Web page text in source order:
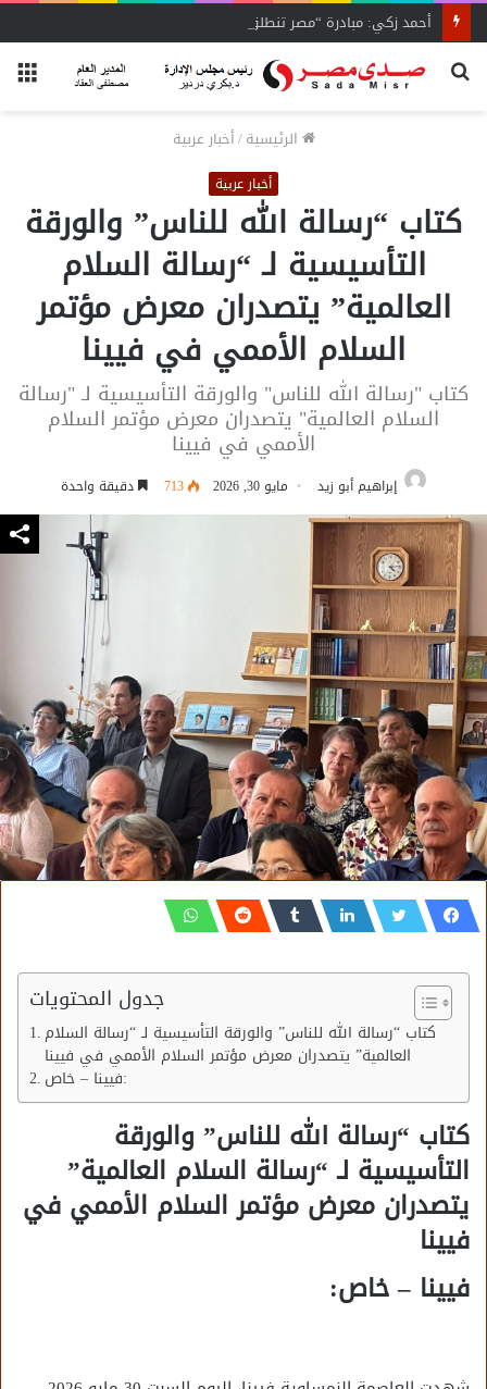
أحمد زكي: مبادرة “مصر تنطلق بالتصدير”
بحث
الرئيسية/أخبار عربية
أخبار عربية
كتاب “رسالة الله للناس” والورقة
التأسيسية لـ “رسالة السلام
العالمية” يتصدران معرض مؤتمر
السلام الأممي في فيينا
كتاب "رسالة الله للناس" والورقة التأسيسية لـ "رسالة
السلام العالمية" يتصدران معرض مؤتمر السلام
الأممي في فيينا
إبراهيم أبو زيد مايو 30, 2026 713 دقيقة واحدة
جدول المحتويات
كتاب “رسالة الله للناس” والورقة التأسيسية لـ “رسالة السلام
العالمية” يتصدران معرض مؤتمر السلام الأممي في فيينا
فيينا – خاص:
كتاب “رسالة الله للناس” والورقة
التأسيسية لـ “رسالة السلام العالمية”
يتصدران معرض مؤتمر السلام الأممي في
فيينا
فيينا – خاص: